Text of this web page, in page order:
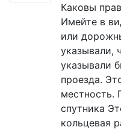
Каковы
Имейте в
или
указывали,
указывали
проезда.
местность.
спутника
кольцевая